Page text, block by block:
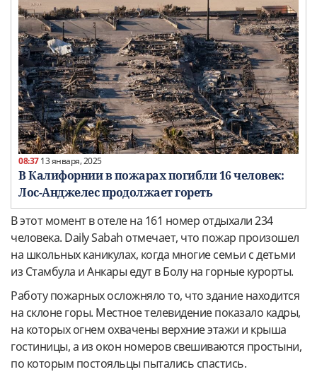
08:3713 января, 2025
В Калифорнии в пожарах погибли 16 человек:
Лос-Анджелес продолжает гореть
В этот момент в отеле на 161 номер отдыхали 234
человека. Daily Sabah отмечает, что пожар произошел
на школьных каникулах, когда многие семьи с детьми
из Стамбула и Анкары едут в Болу на горные курорты.
Работу пожарных осложняло то, что здание находится
на склоне горы. Местное телевидение показало кадры,
на которых огнем охвачены верхние этажи и крыша
гостиницы, а из окон номеров свешиваются простыни,
по которым постояльцы пытались спастись.